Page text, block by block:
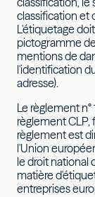
classification et
L'étiquetage
pictogramme
mentions de
l'identification
adresse).
Le règlement
règlement CLP,
règlement est
l'Union
le droit national
matière
entreprises